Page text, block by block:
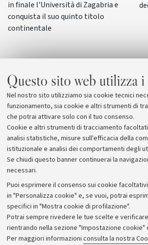
Questo sito web utilizza
Nel nostro sito utilizziamo sia cookie tecnici
funzionamento, sia cookie e altri strumenti di
che potrai attivare solo con il tuo consenso.
Cookie e altri strumenti di tracciamento
analisi statistiche, misure sull'efficacia della
istituzionale e analisi dei comportamenti degli
Se chiudi questo banner continuerai la
necessari.
Puoi esprimere il consenso sui cookie
in "Personalizza cookie" e, se vuoi, potrai
specifici in "Mostra cookie di profilazione".
Potrai sempre rivedere le tue scelte e
rientrando nella sezione "Impostazione cookie"
Per maggiori informazioni consulta la nostra
in finale l'Università di Zagabria e
conquista il suo quinto titolo
continentale
Archivio
Comunicati stampa
Redazione
Rassegna stampa